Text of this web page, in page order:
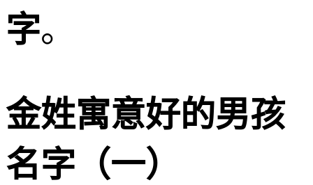
字。
金姓寓意好的男孩
名字（一）